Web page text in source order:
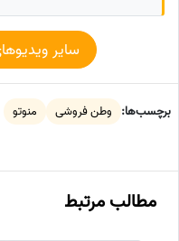
سایر
برچسب‌ها: وطن فروشی
منوتو
مطالب مرتبط